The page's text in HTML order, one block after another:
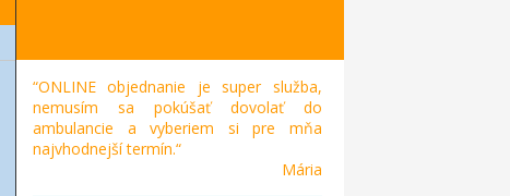
“ONLINE objednanie je super služba,
nemusím sa pokúšať dovolať do
ambulancie a vyberiem si pre mňa
najvhodnejší termín.“
Mária